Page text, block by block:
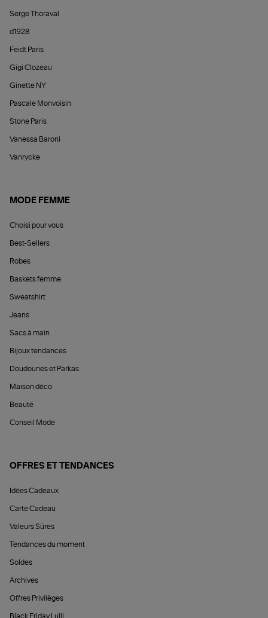
Serge Thoraval
d1928
Feidt Paris
Gigi Clozeau
Ginette NY
Pascale Monvoisin
Stone Paris
Vanessa Baroni
Vanrycke
MODE FEMME
Choisi pour vous
Best-Sellers
Robes
Baskets femme
Sweatshirt
Jeans
Sacs à main
Bijoux tendances
Doudounes et Parkas
Maison déco
Beauté
Conseil Mode
OFFRES ET TENDANCES
Idées Cadeaux
Carte Cadeau
Valeurs Sûres
Tendances du moment
Soldes
Archives
Offres Privilèges
Black Friday Lulli